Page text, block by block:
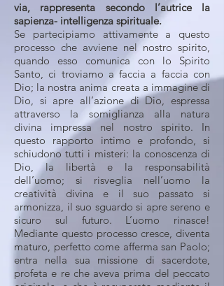
via, rappresenta secondo l’autrice la
sapienza- intelligenza spirituale.
Se partecipiamo attivamente a questo
processo che avviene nel nostro spirito,
quando esso comunica con lo Spirito
Santo, ci troviamo a faccia a faccia con
Dio; la nostra anima creata a immagine di
Dio, si apre all’azione di Dio, espressa
attraverso la somiglianza alla natura
divina impressa nel nostro spirito. In
questo rapporto intimo e profondo, si
schiudono tutti i misteri: la conoscenza di
Dio, la libertà e la responsabilità
dell’uomo; si risveglia nell’uomo la
creatività divina e il suo passato si
armonizza, il suo sguardo si apre sereno e
sicuro sul futuro. L’uomo rinasce!
Mediante questo processo cresce, diventa
maturo, perfetto come afferma san Paolo;
entra nella sua missione di sacerdote,
profeta e re che aveva prima del peccato